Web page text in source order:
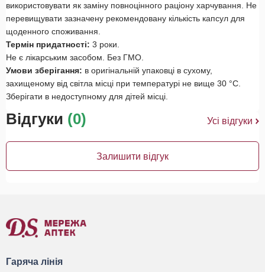
використовувати як заміну повноцінного раціону харчування. Не
перевищувати зазначену рекомендовану кількість капсул для
щоденного споживання.
Термін придатності: 3 роки.
Не є лікарським засобом. Без ГМО.
Умови зберігання: в оригінальній упаковці в сухому,
захищеному від світла місці при температурі не вище 30 °С.
Зберігати в недоступному для дітей місці.
Відгуки (0) Усі відгуки
Залишити відгук
Гаряча лінія